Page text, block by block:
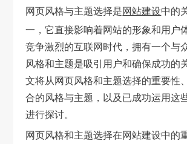
网页风格与主题选择是网站建设中的
一，它直接影响着网站的形象和用户
竞争激烈的互联网时代，拥有一个与
风格和主题是吸引用户和确保成功的
文将从网页风格和主题选择的重要性
合的风格与主题，以及已成功运用这
进行探讨。
网页风格和主题选择在网站建设中的